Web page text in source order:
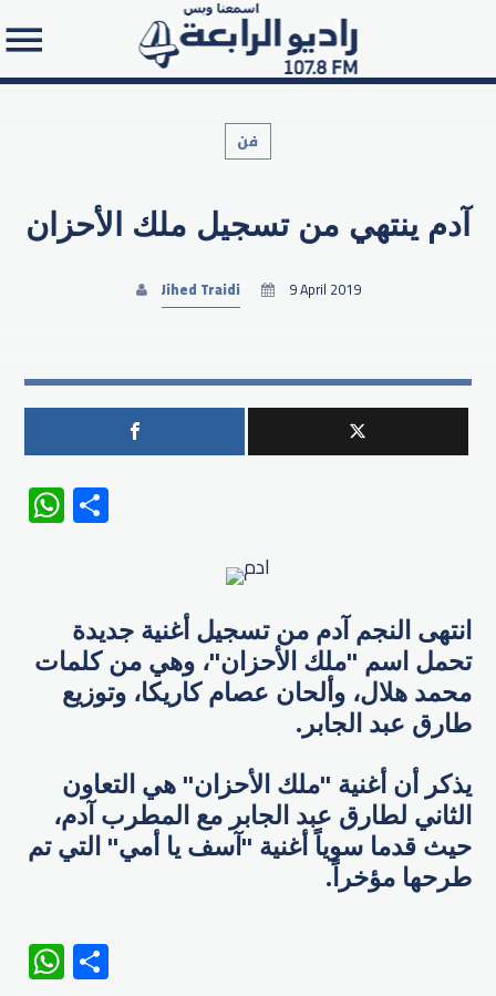
Search in the website:
فن
آدم ينتهي من تسجيل ملك الأحزان
Jihed Traidi 9 April 2019
WhatsApp
انتهى النجم آدم من تسجيل أغنية جديدة
تحمل اسم "ملك الأحزان"، وهي من كلمات
محمد هلال، وألحان عصام كاريكا، وتوزيع
طارق عبد الجابر.
يذكر أن أغنية "ملك الأحزان" هي التعاون
الثاني لطارق عبد الجابر مع المطرب آدم،
حيث قدما سوياً أغنية "آسف يا أمي" التي تم
طرحها مؤخراً.
WhatsApp